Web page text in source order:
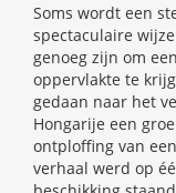
Soms wordt een
spectaculaire
genoeg zijn om
oppervlakte te
gedaan naar het
Hongarije een
ontploffing van
verhaal werd op